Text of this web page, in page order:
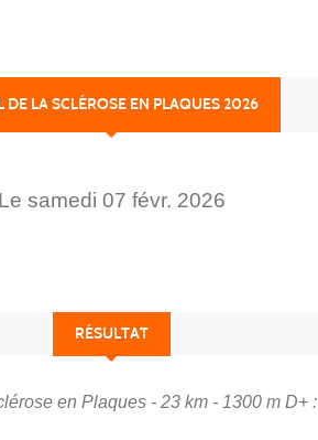
DE LA SCLÉROSE EN PLAQUES 2026
Le samedi 07 févr. 2026
RÉSULTAT
en Plaques - 23 km - 1300 m D+ :